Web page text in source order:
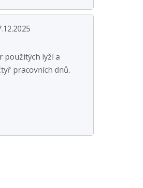
použitých lyží a
pracovních dnů.